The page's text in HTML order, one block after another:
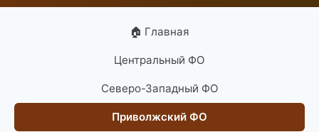
🏠 Главная
Центральный ФО
Северо-Западный ФО
Приволжский ФО